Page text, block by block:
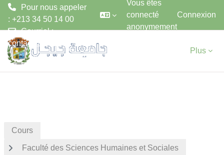
Pour nous appeler
: +213 34 50 14 00
Courriel :
contact@univ-jijel.dz
Vous êtes
connecté
anonymement
Connexion
Plus
Cours
Faculté des Sciences Humaines et Sociales